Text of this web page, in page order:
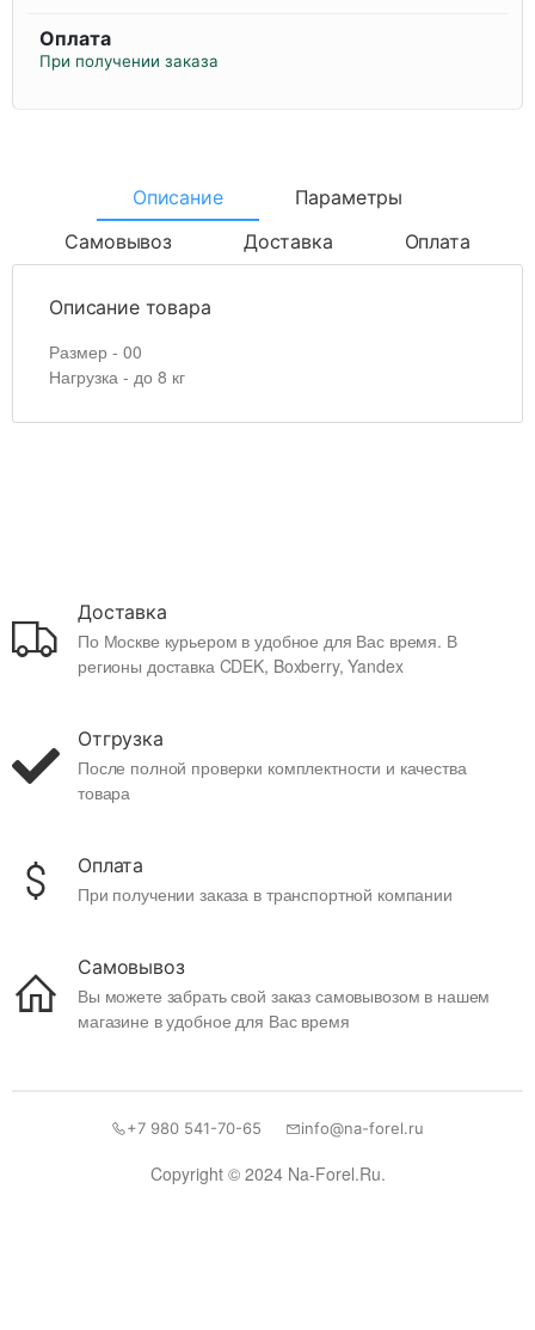
Оплата
При получении заказа
Описание
Параметры
Самовывоз
Доставка Оплата
Описание товара
Размер - 00
Нагрузка - до 8 кг
Доставка
По Москве курьером в удобное для Вас время. В
регионы доставка CDEK, Boxberry, Yandex
Отгрузка
После полной проверки комплектности и качества
товара
Оплата
При получении заказа в транспортной компании
Самовывоз
Вы можете забрать свой заказ самовывозом в нашем
магазине в удобное для Вас время
Copyright © 2024 Na-Forel.Ru.
+7 980 541-70-65 info@na-forel.ru